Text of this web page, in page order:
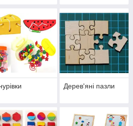
Дерев'яні пазли